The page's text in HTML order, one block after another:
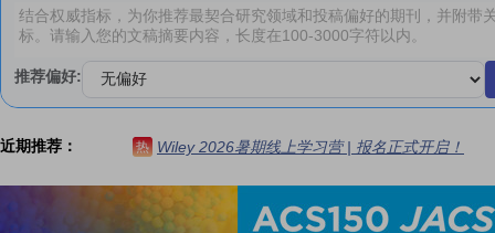
推荐偏好:
近期推荐： 热 Wiley 2026暑期线上学习营 | 报名正式开启！